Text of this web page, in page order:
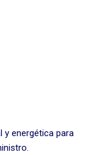
y energética para